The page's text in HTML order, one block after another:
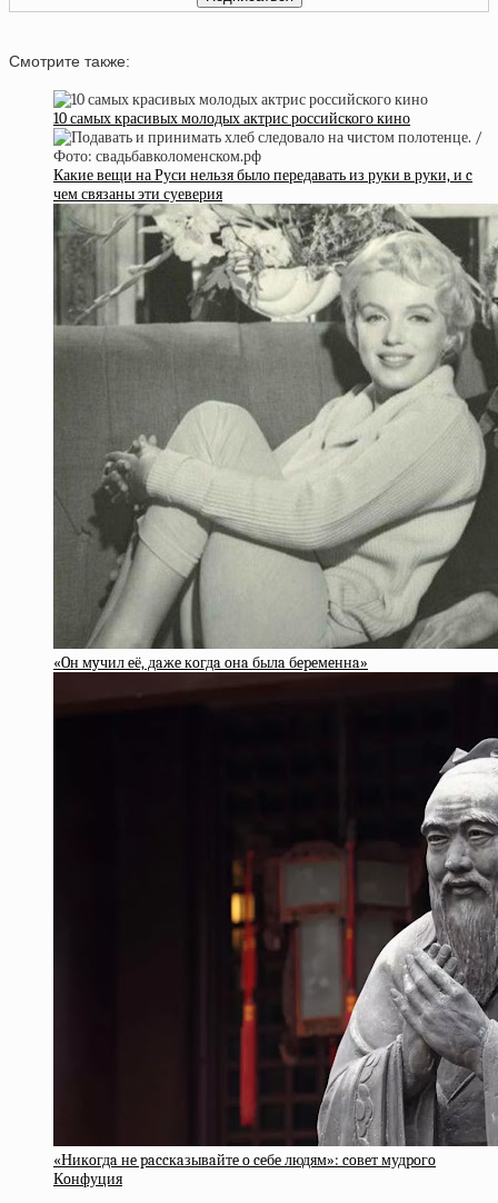
Смотрите также:
10 самых красивых молодых актрис российского кино
Какие вещи на Руси нельзя было передавать из руки в руки, и c
чем связаны эти суеверия
«Oн мyчил eё, дaжe кoгдa oнa былa бepeмeннa»
«Никoгдa нe paccкaзывaйтe o ceбe людям»: coвeт мудpoгo
Кoнфуция